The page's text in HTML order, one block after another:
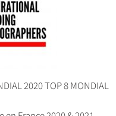
2020 TOP 8 MONDIAL